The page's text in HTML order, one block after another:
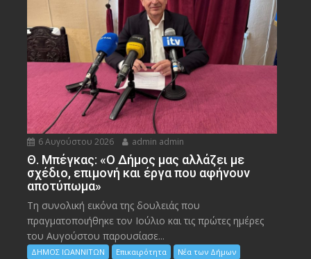
6 Αυγούστου 2026 admin admin
Θ. Μπέγκας: «Ο Δήμος μας αλλάζει με
σχέδιο, επιμονή και έργα που αφήνουν
αποτύπωμα»
Τη συνολική εικόνα της δουλειάς που
πραγματοποιήθηκε τον Ιούλιο και τις πρώτες ημέρες
του Αυγούστου παρουσίασε...
ΔΗΜΟΣ ΙΩΑΝΝΙΤΩΝ Επικαιρότητα Νέα των Δήμων